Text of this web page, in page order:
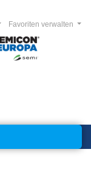
Favoriten verwalten